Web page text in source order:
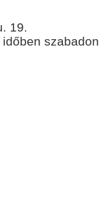
19.
szabadon